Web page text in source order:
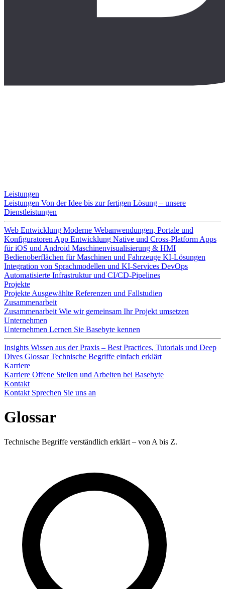
Leistungen
Leistungen Von der Idee bis zur fertigen Lösung – unsere
Dienstleistungen
Web Entwicklung Moderne Webanwendungen, Portale und
Konfiguratoren App Entwicklung Native und Cross-Platform Apps
für iOS und Android Maschinenvisualisierung & HMI
Bedienoberflächen für Maschinen und Fahrzeuge KI-Lösungen
Integration von Sprachmodellen und KI-Services DevOps
Automatisierte Infrastruktur und CI/CD-Pipelines
Projekte
Projekte Ausgewählte Referenzen und Fallstudien
Zusammenarbeit
Zusammenarbeit Wie wir gemeinsam Ihr Projekt umsetzen
Unternehmen
Unternehmen Lernen Sie Basebyte kennen
Insights Wissen aus der Praxis – Best Practices, Tutorials und Deep
Dives Glossar Technische Begriffe einfach erklärt
Karriere
Karriere Offene Stellen und Arbeiten bei Basebyte
Kontakt
Kontakt Sprechen Sie uns an
Glossar
Technische Begriffe verständlich erklärt – von A bis Z.